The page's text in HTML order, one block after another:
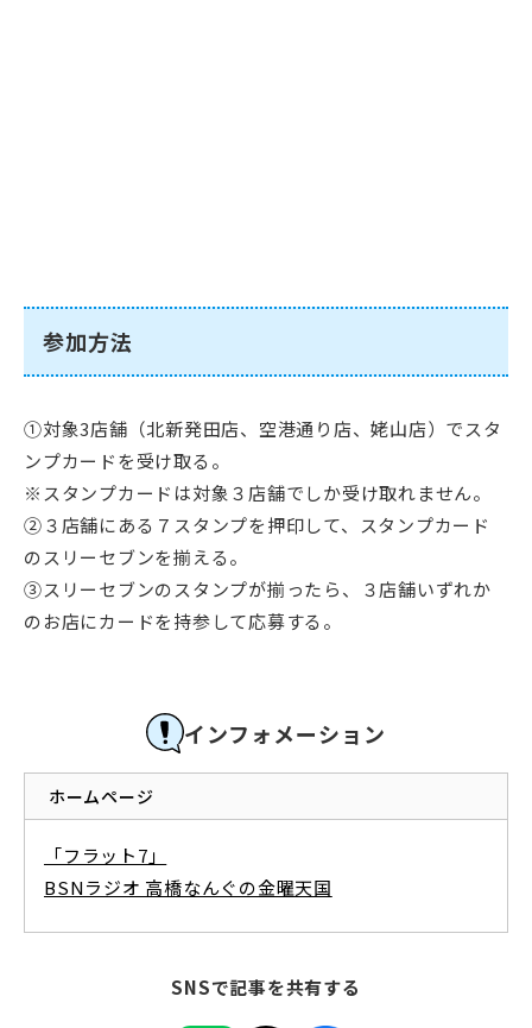
参加方法
①対象3店舗（北新発田店、空港通り店、姥山店）でスタ
ンプカードを受け取る。
※スタンプカードは対象３店舗でしか受け取れません。
②３店舗にある７スタンプを押印して、スタンプカード
のスリーセブンを揃える。
③スリーセブンのスタンプが揃ったら、３店舗いずれか
のお店にカードを持参して応募する。
インフォメーション
ホームページ
「フラット7」
BSNラジオ 高橋なんぐの金曜天国
SNSで記事を共有する